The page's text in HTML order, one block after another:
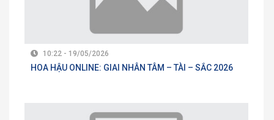
10:22 - 19/05/2026
HOA HẬU ONLINE: GIAI NHÂN TÂM – TÀI – SẮC 2026